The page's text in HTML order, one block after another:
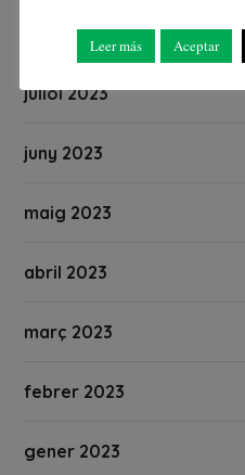
agost 2023
juliol 2023
juny 2023
maig 2023
abril 2023
març 2023
febrer 2023
gener 2023
Leer más Aceptar